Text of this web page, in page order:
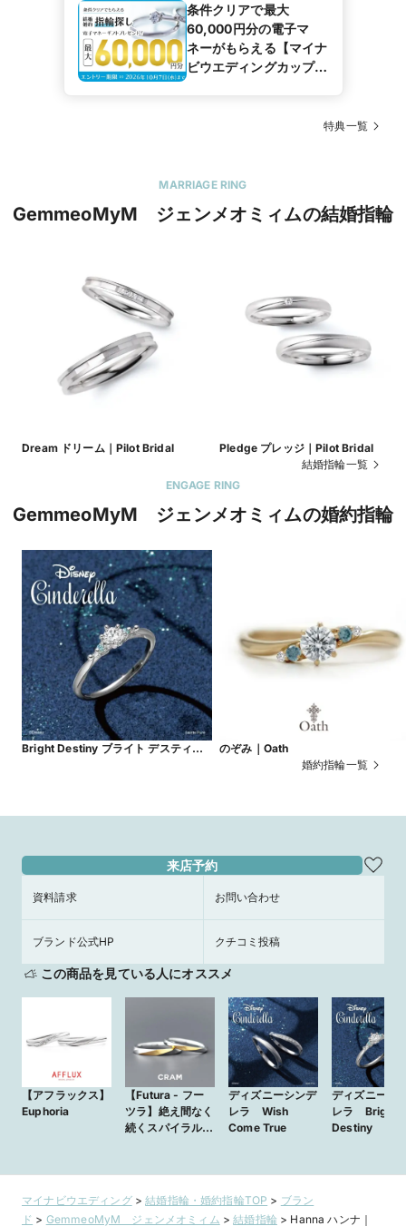
条件クリアで最大
60,000円分の電子マ
ネーがもらえる【マイナ
ビウエディングカップル
特典一覧
MARRIAGE RING
GemmeoMyM ジェンメオミィムの結婚指輪
Dream ドリーム｜Pilot Bridal
Pledge プレッジ｜Pilot Bridal
結婚指輪一覧
ENGAGE RING
GemmeoMyM ジェンメオミィムの婚約指輪
Bright Destiny ブライト デスティ
のぞみ｜Oath
婚約指輪一覧
来店予約
資料請求 お問い合わせ
ブランド公式HP クチコミ投稿
この商品を見ている人にオススメ
【アフラックス】
Euphoria
【Futura - フー
ツラ】絶え間なく
続くスパイラルラ
ディズニーシンデ
レラ Wish
Come True
ディズニーシ
レラ Bright
Destiny
マイナビウエディング>結婚指輪・婚約指輪TOP > ブラン
ド > GemmeoMyM ジェンメオミィム >結婚指輪 > Hanna ハンナ｜